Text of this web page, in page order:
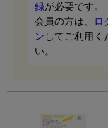
録が必要です。
会員の方は、
ロ
ン してご利用く
い。